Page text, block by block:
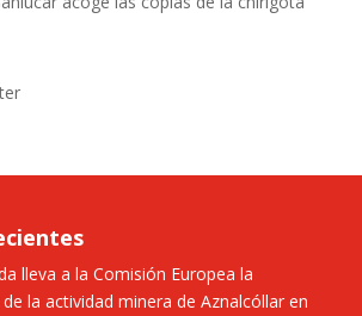
lleva a la Comisión Europea la
la actividad minera de Aznalcóllar en